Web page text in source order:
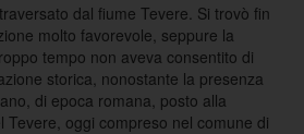
dal fiume Tevere. Si trovò fin
molto favorevole, seppure la
tempo non aveva consentito di
storica, nonostante la presenza
di epoca romana, posto alla
Tevere, oggi compreso nel comune di